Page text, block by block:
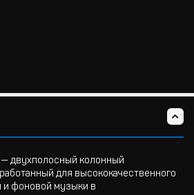
— двухполосный колонный
для высококачественного
и фоновой музыки в